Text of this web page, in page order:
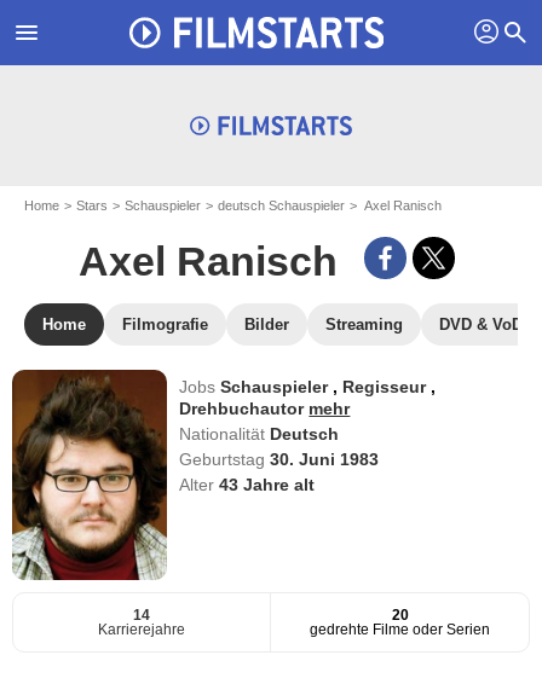
menu profil search
Home Stars Schauspieler deutsch Schauspieler Axel Ranisch
Axel Ranisch
Home Filmografie Bilder Streaming DVD & VoD
JobsSchauspieler , Regisseur ,
Drehbuchautor mehr
Nationalität Deutsch
Geburtstag30. Juni 1983
Alter43 Jahre alt
14
Karrierejahre
20
gedrehte Filme oder Serien